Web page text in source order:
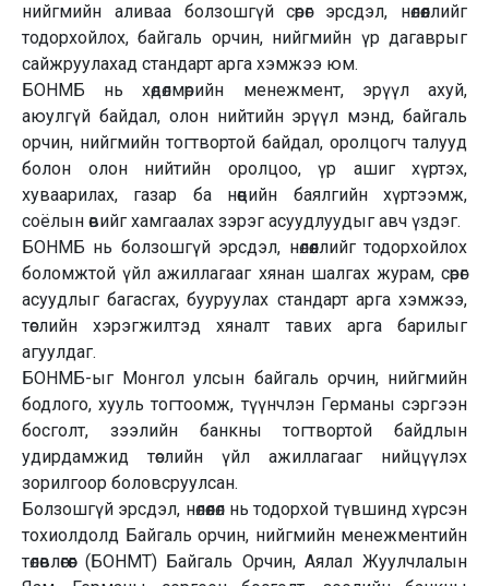
нийгмийн аливаа болзошгүй сөрөг эрсдэл, нөлөөллийг
тодорхойлох, байгаль орчин, нийгмийн үр дагаврыг
сайжруулахад стандарт арга хэмжээ юм.
БОНМБ нь хөдөлмөрийн менежмент, эрүүл ахуй,
аюулгүй байдал, олон нийтийн эрүүл мэнд, байгаль
орчин, нийгмийн тогтвортой байдал, оролцогч талууд
болон олон нийтийн оролцоо, үр ашиг хүртэх,
хуваарилах, газар ба нөөцийн баялгийн хүртээмж,
соёлын өвийг хамгаалах зэрэг асуудлуудыг авч үздэг.
БОНМБ нь болзошгүй эрсдэл, нөлөөллийг тодорхойлох
боломжтой үйл ажиллагааг хянан шалгах журам, сөрөг
асуудлыг багасгах, бууруулах стандарт арга хэмжээ,
төслийн хэрэгжилтэд хяналт тавих арга барилыг
агуулдаг.
БОНМБ-ыг Монгол улсын байгаль орчин, нийгмийн
бодлого, хууль тогтоомж, түүнчлэн Германы сэргээн
босголт, зээлийн банкны тогтвортой байдлын
удирдамжид төслийн үйл ажиллагааг нийцүүлэх
зорилгоор боловсруулсан.
Болзошгүй эрсдэл, нөлөөлөл нь тодорхой түвшинд хүрсэн
тохиолдолд Байгаль орчин, нийгмийн менежментийн
төлөвлөгөөг (БОНМТ) Байгаль Орчин, Аялал Жуулчлалын